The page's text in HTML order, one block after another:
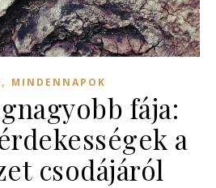
, MINDENNAPOK
fája:
a
csodájáról